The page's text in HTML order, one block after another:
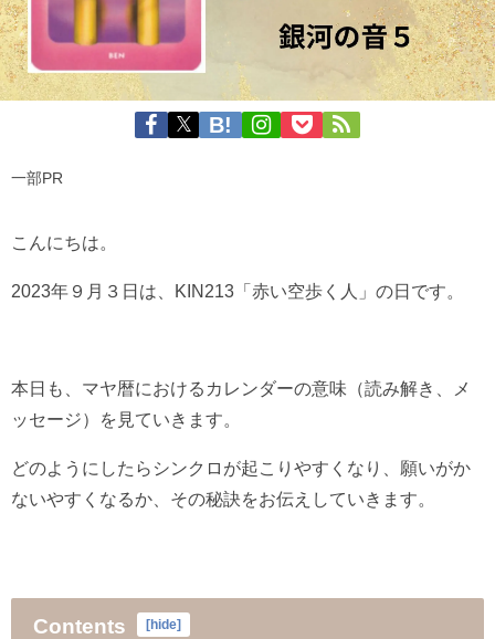
一部PR
こんにちは。
2023年９月３日は、KIN213「赤い空歩く人」の日です。
本日も、マヤ暦におけるカレンダーの意味（読み解き、メ
ッセージ）を見ていきます。
どのようにしたらシンクロが起こりやすくなり、願いがか
ないやすくなるか、その秘訣をお伝えしていきます。
Contents hide